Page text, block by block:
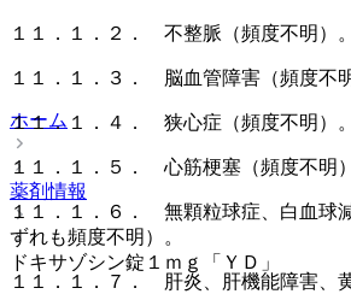
１１．１．２． 不整脈（頻度不明）。
１１．１．３． 脳血管障害（頻度不明
１１．１．４． 狭心症（頻度不明）。
１１．１．５． 心筋梗塞（頻度不明）
１１．１．６． 無顆粒球症、白血球
ずれも頻度不明）。
１１．１．７． 肝炎、肝機能障害、
ホーム
薬剤情報
ドキサゾシン錠１ｍｇ「ＹＤ」